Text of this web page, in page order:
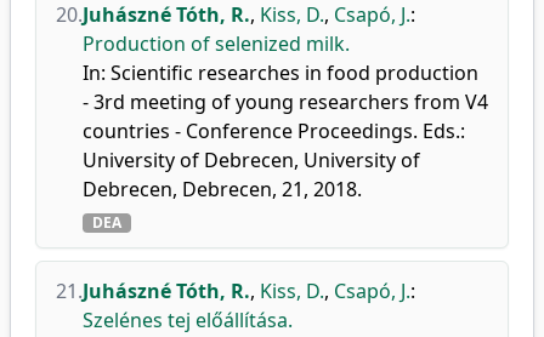
20.Juhászné Tóth, R., Kiss, D., Csapó, J.:
Production of selenized milk.
In: Scientific researches in food production
- 3rd meeting of young researchers from V4
countries - Conference Proceedings. Eds.:
University of Debrecen, University of
Debrecen, Debrecen, 21, 2018.
DEA
21.Juhászné Tóth, R., Kiss, D., Csapó, J.:
Szelénes tej előállítása.